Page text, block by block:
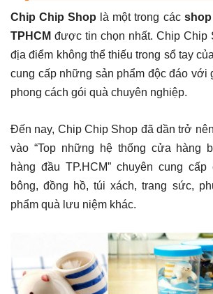
Chip Chip Shop là một trong cácshop
TPHCM được tin chọn nhất. Chip Chip
địa điểm không thể thiếu trong sổ tay
cung cấp những sản phẩm độc đáo với
phong cách gói quà chuyên nghiệp.
Đến nay, Chip Chip Shop đã dần trở
vào “Top những hệ thống cửa hàng
hàng đầu TP.HCM” chuyên cung
bông, đồng hồ, túi xách, trang sức,
phẩm quà lưu niệm khác.